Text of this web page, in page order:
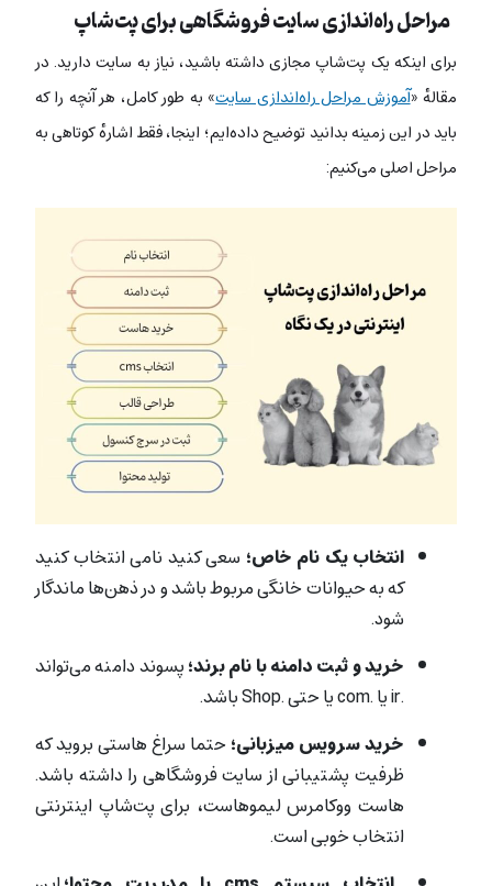
مراحل راه‌اندازی سایت فروشگاهی برای پت‌شاپ
برای اینکه یک پت‌شاپ مجازی داشته باشید، نیاز به سایت دارید. در
مقالهٔ «آموزش مراحل راه‌اندازی سایت» به طور کامل، هر آنچه را که
باید در این زمینه بدانید توضیح داده‌ایم؛ اینجا، فقط اشارهٔ کوتاهی به
مراحل اصلی می‌کنیم:
انتخاب یک نام خاص؛ سعی کنید نامی انتخاب کنید
که به حیوانات خانگی مربوط باشد و در ذهن‌ها ماندگار
شود.
خرید و ثبت دامنه با نام برند؛پسوند دامنه می‌تواند
.ir یا .com یا حتی .Shop باشد.
خرید سرویس میزبانی؛ حتما سراغ هاستی بروید که
ظرفیت پشتیبانی از سایت فروشگاهی را داشته باشد.
هاست ووکامرس لیموهاست، برای پت‌شاپ اینترنتی
انتخاب خوبی است.